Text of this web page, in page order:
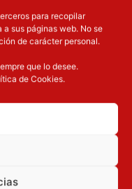
para recopilar
sus páginas web. No se
de carácter personal.
que lo desee.
de Cookies.QUE TE
INTERESAR
El precio original era: 129.90€.